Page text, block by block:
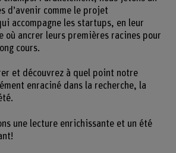
comme le projet
accompagne les startups, en leur
où ancrer leurs premières racines pour
cours.
et découvrez à quel point notre
enraciné dans la recherche, la
une lecture enrichissante et un été